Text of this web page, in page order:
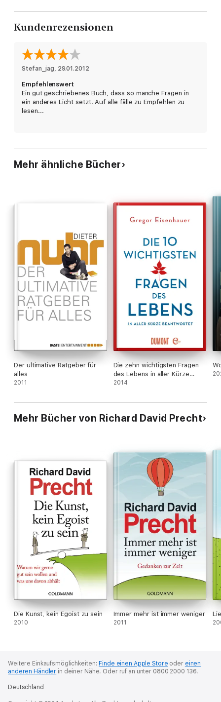
die es genauer wissen wollen!
Kundenrezensionen
Stefan_jag 29.01.2012
Empfehlenswert
Ein gut geschriebenes Buch, dass so manche Fragen in
ein anderes Licht setzt. Auf alle fälle zu Empfehlen zu
lesen...
Mehr ähnliche Bücher
Der ultimative Ratgeber für
alles
2011
Die zehn wichtigsten Fragen
des Lebens in aller Kürze
beantwortet
2014
Mehr Bücher von Richard David Precht
Die Kunst, kein Egoist zu sein
2010
Immer mehr ist immer weniger
2011
Weitere Einkaufsmöglichkeiten:Finde einen Apple Store oder einen
anderen Händler in deiner Nähe. Oder ruf an unter 0800 2000 136.
Deutschland